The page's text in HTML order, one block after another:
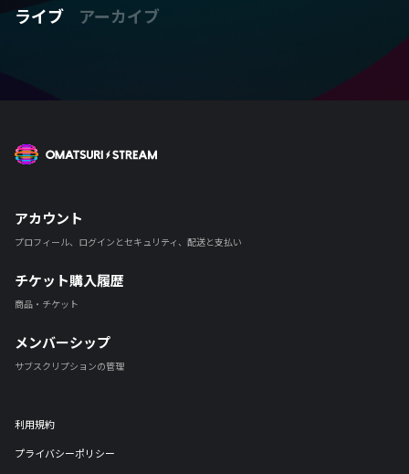
ライブ アーカイブ
アカウント
プロフィール、ログインとセキュリティ、配送と支払い
チケット購入履歴
商品・チケット
メンバーシップ
サブスクリプションの管理
利用規約
プライバシーポリシー